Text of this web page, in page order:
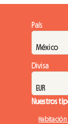
País
Divisa
Nuestros